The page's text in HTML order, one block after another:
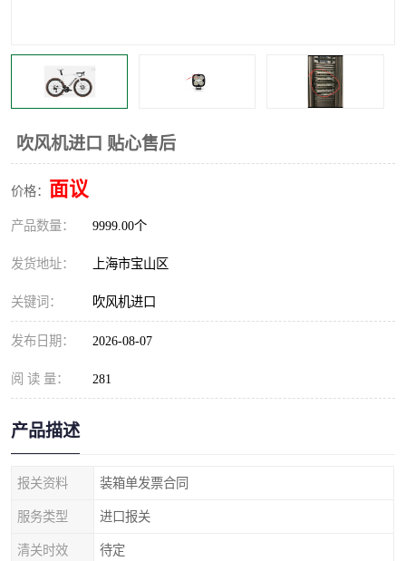
吹风机进口 贴心售后
价格： 面议
产品数量： 9999.00个
发货地址： 上海市宝山区
关键词： 吹风机进口
发布日期： 2026-08-07
阅 读 量： 281
产品描述
报关资料 装箱单发票合同
服务类型 进口报关
清关时效 待定